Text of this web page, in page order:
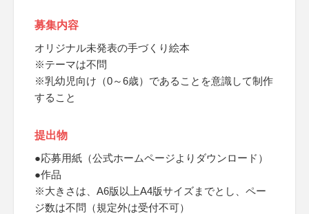
募集内容
オリジナル未発表の手づくり絵本
※テーマは不問
※乳幼児向け（0～6歳）であることを意識して制作
すること
提出物
●応募用紙（公式ホームページよりダウンロード）
●作品
※大きさは、A6版以上A4版サイズまでとし、ペー
ジ数は不問（規定外は受付不可）